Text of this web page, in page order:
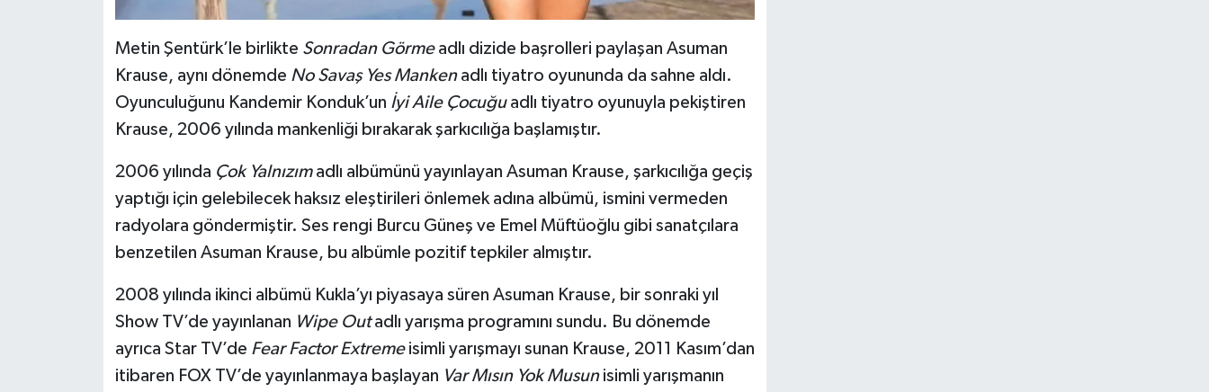
Metin Şentürk’le birlikte Sonradan Görme adlı dizide başrolleri paylaşan Asuman
Krause, aynı dönemde No Savaş Yes Manken adlı tiyatro oyununda da sahne aldı.
Oyunculuğunu Kandemir Konduk’un İyi Aile Çocuğu adlı tiyatro oyunuyla pekiştiren
Krause, 2006 yılında mankenliği bırakarak şarkıcılığa başlamıştır.
2006 yılında Çok Yalnızım adlı albümünü yayınlayan Asuman Krause, şarkıcılığa geçiş
yaptığı için gelebilecek haksız eleştirileri önlemek adına albümü, ismini vermeden
radyolara göndermiştir. Ses rengi Burcu Güneş ve Emel Müftüoğlu gibi sanatçılara
benzetilen Asuman Krause, bu albümle pozitif tepkiler almıştır.
2008 yılında ikinci albümü Kukla’yı piyasaya süren Asuman Krause, bir sonraki yıl
Show TV’de yayınlanan Wipe Outadlı yarışma programını sundu. Bu dönemde
ayrıca Star TV’de Fear Factor Extreme isimli yarışmayı sunan Krause, 2011 Kasım’dan
itibaren FOX TV’de yayınlanmaya başlayan Var Mısın Yok Musun isimli yarışmanın